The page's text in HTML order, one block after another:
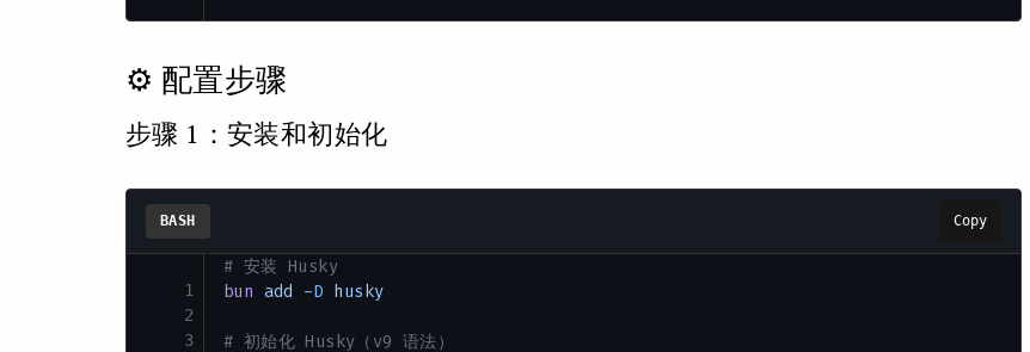
⚙️ 配置步骤
步骤 1：安装和初始化
BASH Copy
1
2
3
# 安装 Husky
bun add -D husky
# 初始化 Husky（v9 语法）